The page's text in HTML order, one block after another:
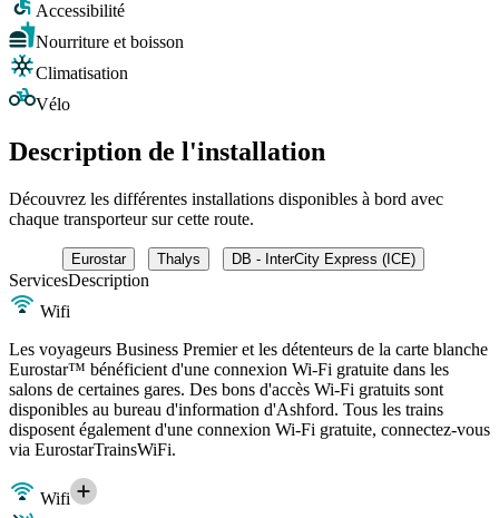
Accessibilité
Nourriture et boisson
Climatisation
Vélo
Description de l'installation
Découvrez les différentes installations disponibles à bord avec
chaque transporteur sur cette route.
Eurostar Thalys DB - InterCity Express (ICE)
ServicesDescription
Wifi
Les voyageurs Business Premier et les détenteurs de la carte blanche
Eurostar™ bénéficient d'une connexion Wi-Fi gratuite dans les
salons de certaines gares. Des bons d'accès Wi-Fi gratuits sont
disponibles au bureau d'information d'Ashford. Tous les trains
disposent également d'une connexion Wi-Fi gratuite, connectez-vous
via EurostarTrainsWiFi.
Wifi